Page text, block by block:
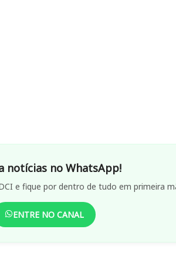
notícias no WhatsApp!
e fique por dentro de tudo em primeira
ENTRE NO CANAL